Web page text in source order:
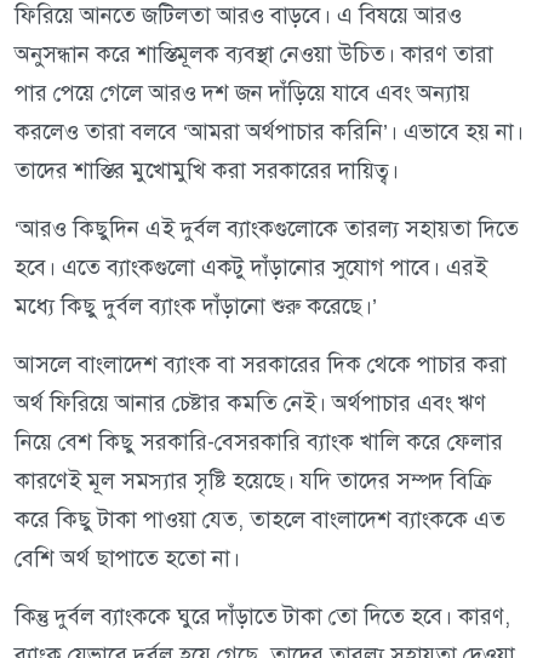
ফিরিয়ে আনতে জটিলতা আরও বাড়বে। এ বিষয়ে আরও
অনুসন্ধান করে শাস্তিমূলক ব্যবস্থা নেওয়া উচিত। কারণ তারা
পার পেয়ে গেলে আরও দশ জন দাঁড়িয়ে যাবে এবং অন্যায়
করলেও তারা বলবে ‘আমরা অর্থপাচার করিনি’। এভাবে হয় না।
তাদের শাস্তির মুখোমুখি করা সরকারের দায়িত্ব।
‘আরও কিছুদিন এই দুর্বল ব্যাংকগুলোকে তারল্য সহায়তা দিতে
হবে। এতে ব্যাংকগুলো একটু দাঁড়ানোর সুযোগ পাবে। এরই
মধ্যে কিছু দুর্বল ব্যাংক দাঁড়ানো শুরু করেছে।’
আসলে বাংলাদেশ ব্যাংক বা সরকারের দিক থেকে পাচার করা
অর্থ ফিরিয়ে আনার চেষ্টার কমতি নেই। অর্থপাচার এবং ঋণ
নিয়ে বেশ কিছু সরকারি-বেসরকারি ব্যাংক খালি করে ফেলার
কারণেই মূল সমস্যার সৃষ্টি হয়েছে। যদি তাদের সম্পদ বিক্রি
করে কিছু টাকা পাওয়া যেত, তাহলে বাংলাদেশ ব্যাংককে এত
বেশি অর্থ ছাপাতে হতো না।
কিন্তু দুর্বল ব্যাংককে ঘুরে দাঁড়াতে টাকা তো দিতে হবে। কারণ,